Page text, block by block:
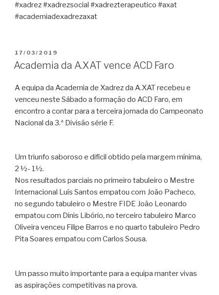
#xadrez #xadrezsocial #xadrezterapeutico #axat
#academiadexadrezaxat
PUBLICADO
EM
17/03/2019
Academia da A.XAT vence ACD Faro
A equipa da Academia de Xadrez da A.XAT recebeu e
venceu neste Sábado a formação do ACD Faro, em
encontro a contar para a terceira jornada do Campeonato
Nacional da 3.ª Divisão série F.
Um triunfo saboroso e difícil obtido pela margem mínima,
2 ½- 1½.
Nos resultados parciais no primeiro tabuleiro o Mestre
Internacional Luís Santos empatou com João Pacheco,
no segundo tabuleiro o Mestre FIDE João Leonardo
empatou com Dinis Libório, no terceiro tabuleiro Marco
Oliveira venceu Filipe Barros e no quarto tabuleiro Pedro
Pita Soares empatou com Carlos Sousa.
Um passo muito importante para a equipa manter vivas
as aspirações competitivas na prova.